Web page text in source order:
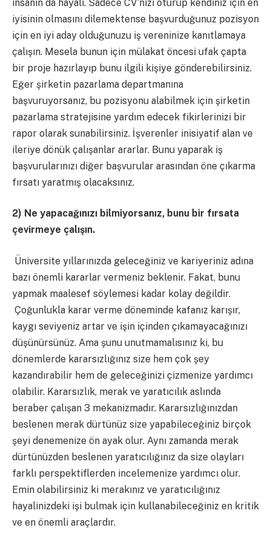
insanın da hayali. Sadece CV’nizi oturup kendiniz için en
iyisinin olmasını dilemektense başvurduğunuz pozisyon
için en iyi aday olduğunuzu iş vereninize kanıtlamaya
çalışın. Mesela bunun için mülakat öncesi ufak çapta
bir proje hazırlayıp bunu ilgili kişiye gönderebilirsiniz.
Eğer şirketin pazarlama departmanına
başvuruyorsanız, bu pozisyonu alabilmek için şirketin
pazarlama stratejisine yardım edecek fikirlerinizi bir
rapor olarak sunabilirsiniz. İşverenler inisiyatif alan ve
ileriye dönük çalışanlar ararlar. Bunu yaparak iş
başvurularınızı diğer başvurular arasından öne çıkarma
fırsatı yaratmış olacaksınız.
2) Ne yapacağınızı bilmiyorsanız, bunu bir fırsata
çevirmeye çalışın.
Üniversite yıllarınızda geleceğiniz ve kariyeriniz adına
bazı önemli kararlar vermeniz beklenir. Fakat, bunu
yapmak maalesef söylemesi kadar kolay değildir.
Çoğunlukla karar verme döneminde kafanız karışır,
kaygı seviyeniz artar ve işin içinden çıkamayacağınızı
düşünürsünüz. Ama şunu unutmamalısınız ki, bu
dönemlerde kararsızlığınız size hem çok şey
kazandırabilir hem de geleceğinizi çizmenize yardımcı
olabilir. Kararsızlık, merak ve yaratıcılık aslında
beraber çalışan 3 mekanizmadır. Kararsızlığınızdan
beslenen merak dürtünüz size yapabileceğiniz birçok
şeyi denemenize ön ayak olur. Aynı zamanda merak
dürtünüzden beslenen yaratıcılığınız da size olayları
farklı perspektiflerden incelemenize yardımcı olur.
Emin olabilirsiniz ki merakınız ve yaratıcılığınız
hayalinizdeki işi bulmak için kullanabileceğiniz en kritik
ve en önemli araçlardır.